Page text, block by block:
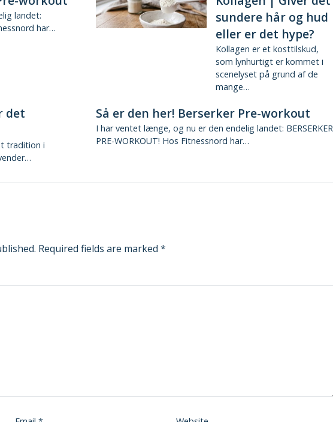
landet:
har…
sundere hår og hud
eller er det hype?
Kollagen er et kosttilskud,
som lynhurtigt er kommet i
scenelyset på grund af de
mange…
det
tradition i
Så er den her! Berserker Pre-workout
I har ventet længe, og nu er den endelig landet: BERSERKER
PRE-WORKOUT! Hos Fitnessnord har…
Required fields are marked*